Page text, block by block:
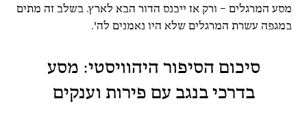
מסע המרגלים – ורק אז ייכנס הדור הבא לארץ. בשלב זה מתים
במגפה עשרת המרגלים שלא היו נאמנים לה'.
סיכום הסיפור היהוויסטי: מסע
בדרכי בנגב עם פירות וענקים